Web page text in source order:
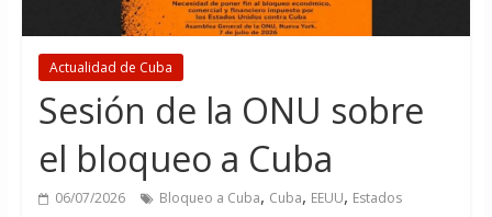
Actualidad de Cuba
Sesión de la ONU sobre
el bloqueo a Cuba
06/07/2026 Bloqueo a Cuba, Cuba, EEUU, Estados